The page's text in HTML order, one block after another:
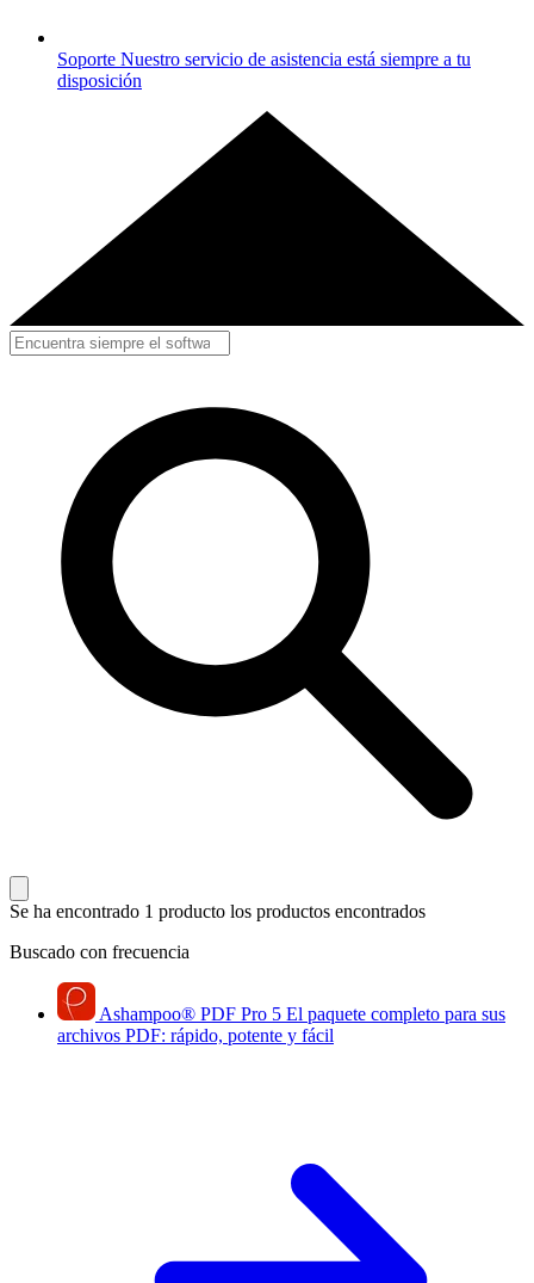
Soporte Nuestro servicio de asistencia está siempre a tu
disposición
Se ha encontrado 1 producto los productos encontrados
Buscado con frecuencia
Ashampoo® PDF Pro 5 El paquete completo para sus
archivos PDF: rápido, potente y fácil